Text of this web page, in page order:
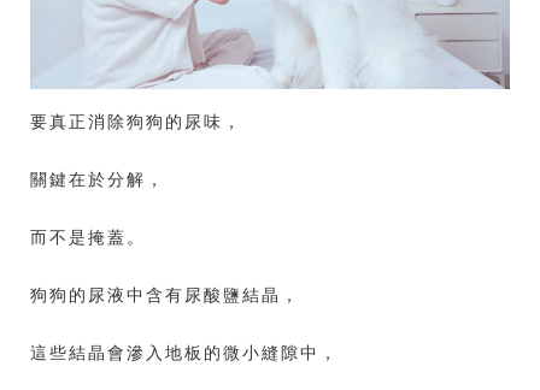
要真正消除狗狗的尿味，
關鍵在於分解，
而不是掩蓋。
狗狗的尿液中含有尿酸鹽結晶，
這些結晶會滲入地板的微小縫隙中，